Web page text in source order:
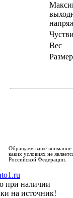
Вес
Размер
Обращаем ваше внимание
каких условиях не
Российской Федерации.
при наличии
на источник!